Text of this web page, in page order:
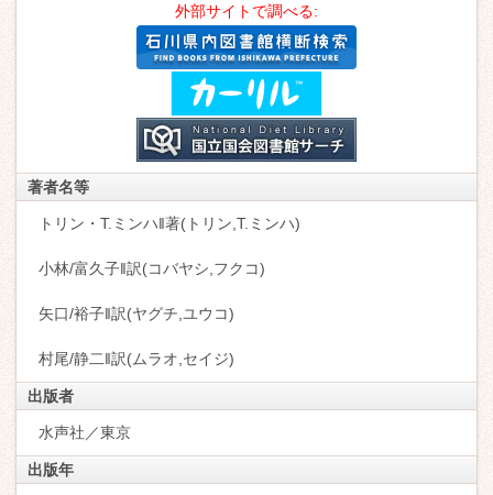
外部サイトで調べる:
著者名等
トリン・T.ミンハ‖著(トリン,T.ミンハ)
小林/富久子‖訳(コバヤシ,フクコ)
矢口/裕子‖訳(ヤグチ,ユウコ)
村尾/静二‖訳(ムラオ,セイジ)
出版者
水声社／東京
出版年